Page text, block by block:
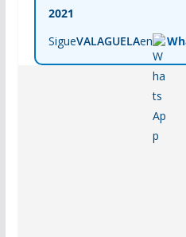
2021
SigueVALAGUELAen